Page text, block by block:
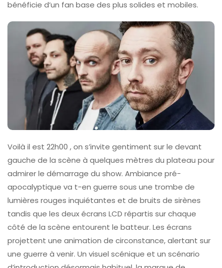
bénéficie d’un fan base des plus solides et mobiles.
Voilà il est 22h00 , on s’invite gentiment sur le devant
gauche de la scène à quelques mètres du plateau pour
admirer le démarrage du show. Ambiance pré-
apocalyptique va t-en guerre sous une trombe de
lumières rouges inquiétantes et de bruits de sirènes
tandis que les deux écrans LCD répartis sur chaque
côté de la scène entourent le batteur. Les écrans
projettent une animation de circonstance, alertant sur
une guerre à venir. Un visuel scénique et un scénario